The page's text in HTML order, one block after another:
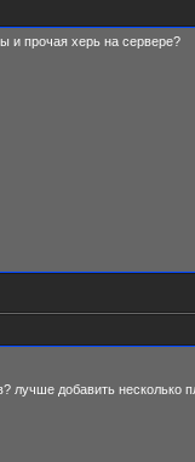
и прочая херь на сервере?
добавить несколько